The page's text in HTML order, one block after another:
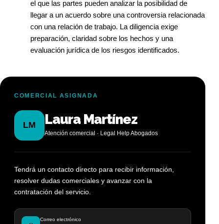
el que las partes pueden analizar la posibilidad de
llegar a un acuerdo sobre una controversia relacionada
con una relación de trabajo. La diligencia exige
preparación, claridad sobre los hechos y una
evaluación jurídica de los riesgos identificados.
COMERCIAL ASIGNADA
LM Laura Martínez
Atención comercial · Legal Help Abogados
Tendrá un contacto directo para recibir información,
resolver dudas comerciales y avanzar con la
contratación del servicio.
Correo electrónico